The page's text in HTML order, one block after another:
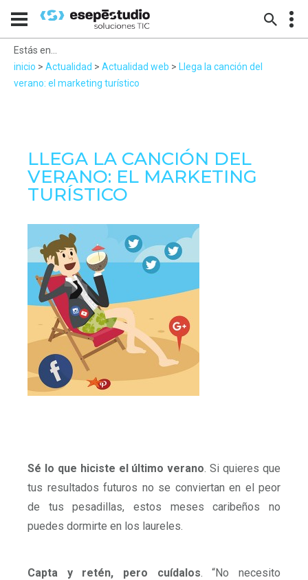
Estás en...
inicio > Actualidad > Actualidad web >
Llega la canción del
verano: el marketing turístico
LLEGA LA CANCIÓN DEL
VERANO: EL MARKETING
TURÍSTICO
Sé lo que hiciste el último verano. Si quieres que
tus resultados futuros no se conviertan en el peor
de tus pesadillas, estos meses caribeños no
puedes dormirte en los laureles.
Capta y retén, pero cuídalos. “No necesito